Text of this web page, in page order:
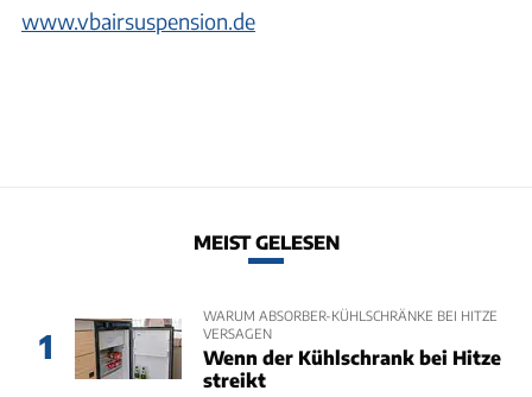
www.vbairsuspension.de
MEIST GELESEN
1
WARUM ABSORBER-KÜHLSCHRÄNKE BEI HITZE
VERSAGEN
Wenn der Kühlschrank bei Hitze
streikt